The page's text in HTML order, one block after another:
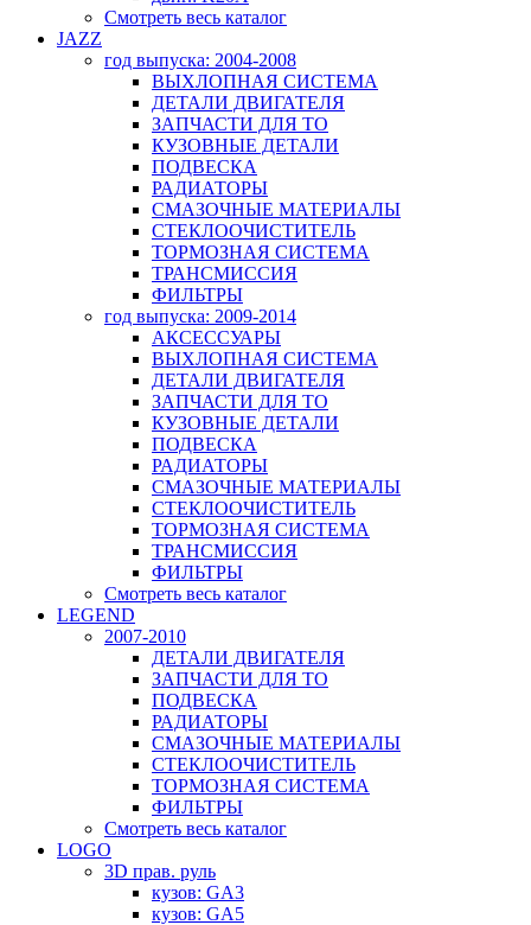
Смотреть весь каталог
JAZZ
год выпуска: 2004-2008
ВЫХЛОПНАЯ СИСТЕМА
ДЕТАЛИ ДВИГАТЕЛЯ
ЗАПЧАСТИ ДЛЯ ТО
КУЗОВНЫЕ ДЕТАЛИ
ПОДВЕСКА
РАДИАТОРЫ
СМАЗОЧНЫЕ МАТЕРИАЛЫ
СТЕКЛООЧИСТИТЕЛЬ
ТОРМОЗНАЯ СИСТЕМА
ТРАНСМИССИЯ
ФИЛЬТРЫ
год выпуска: 2009-2014
АКСЕССУАРЫ
ВЫХЛОПНАЯ СИСТЕМА
ДЕТАЛИ ДВИГАТЕЛЯ
ЗАПЧАСТИ ДЛЯ ТО
КУЗОВНЫЕ ДЕТАЛИ
ПОДВЕСКА
РАДИАТОРЫ
СМАЗОЧНЫЕ МАТЕРИАЛЫ
СТЕКЛООЧИСТИТЕЛЬ
ТОРМОЗНАЯ СИСТЕМА
ТРАНСМИССИЯ
ФИЛЬТРЫ
Смотреть весь каталог
LEGEND
2007-2010
ДЕТАЛИ ДВИГАТЕЛЯ
ЗАПЧАСТИ ДЛЯ ТО
ПОДВЕСКА
РАДИАТОРЫ
СМАЗОЧНЫЕ МАТЕРИАЛЫ
СТЕКЛООЧИСТИТЕЛЬ
ТОРМОЗНАЯ СИСТЕМА
ФИЛЬТРЫ
Смотреть весь каталог
LOGO
3D прав. руль
кузов: GA3
кузов: GA5